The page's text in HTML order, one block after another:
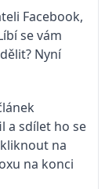
Facebook,
se vám
Nyní
a sdílet ho se
na
na konci